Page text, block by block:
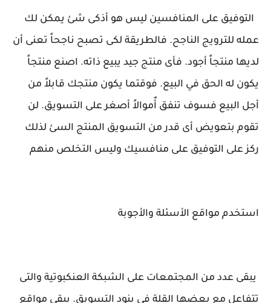
التوفيق على المنافسين ليس هو أذكى شئ يمكن لك
عمله للترويج الناجح. فالطريقة لكى تصبح ناجحاً تعنى أن
لديها منتجاً أجود. فأى منتج جيد يبيع ذاته. اصنع منتجاً
يكون له الحق في البيع. فوقتما يكون منتجك قابلاً من
أجل البيع فسوف تنفق أٌموالاً أصغر على التسويق. لن
تقوم بتعويض أى قدر من التسويق المنتج السئ لذلك
ركز على التوفيق على منافسيك وليس التخلص منهم
استخدم مواقع الأسئلة والأجوبة
يبقى عدد من المجتمعات على الشبكة العنكبوتية والتى
تتفاعل مع بعضها القلة فى بنود التسويق. يبقى مواقع